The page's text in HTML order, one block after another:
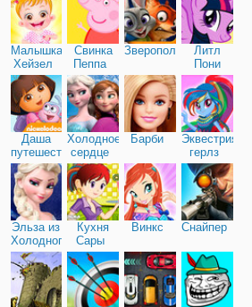
Малышка
Хейзел
Свинка
Пеппа
Зверополис
Литл
Пони
Дружба
Даша
путешественница
Холодное
сердце
Барби
Эквестрия
герлз
Эльза из
Холодного
сердца
Кухня
Сары
Винкс Снайпер